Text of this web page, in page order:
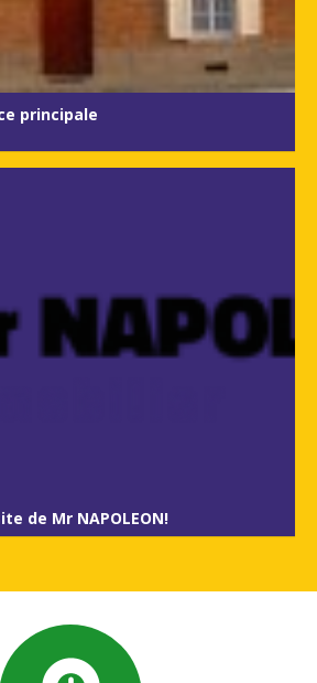
principale
de Mr NAPOLEON!